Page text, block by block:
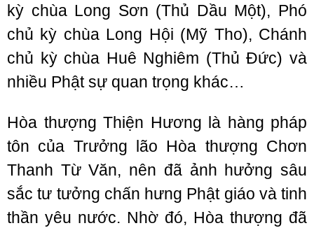
kỳ chùa Long Sơn (Thủ Dầu Một), Phó
chủ kỳ chùa Long Hội (Mỹ Tho), Chánh
chủ kỳ chùa Huê Nghiêm (Thủ Đức) và
nhiều Phật sự quan trọng khác…
Hòa thượng Thiện Hương là hàng pháp
tôn của Trưởng lão Hòa thượng Chơn
Thanh Từ Văn, nên đã ảnh hưởng sâu
sắc tư tưởng chấn hưng Phật giáo và tinh
thần yêu nước. Nhờ đó, Hòa thượng đã